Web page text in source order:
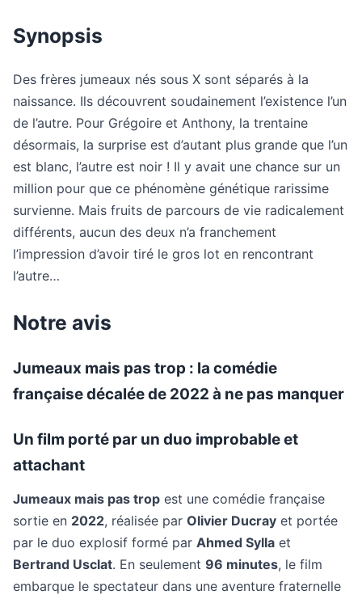
Synopsis
Des frères jumeaux nés sous X sont séparés à la
naissance. Ils découvrent soudainement l’existence l’un
de l’autre. Pour Grégoire et Anthony, la trentaine
désormais, la surprise est d’autant plus grande que l’un
est blanc, l’autre est noir ! Il y avait une chance sur un
million pour que ce phénomène génétique rarissime
survienne. Mais fruits de parcours de vie radicalement
différents, aucun des deux n’a franchement
l’impression d’avoir tiré le gros lot en rencontrant
l’autre…
Notre avis
Jumeaux mais pas trop : la comédie
française décalée de 2022 à ne pas manquer
Un film porté par un duo improbable et
attachant
Jumeaux mais pas trop est une comédie française
sortie en 2022, réalisée par Olivier Ducray et portée
par le duo explosif formé par Ahmed Sylla et
Bertrand Usclat. En seulement 96 minutes, le film
embarque le spectateur dans une aventure fraternelle